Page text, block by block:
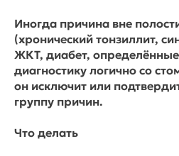
Иногда причина вне
(хронический тонзиллит,
ЖКТ, диабет,
диагностику логично со
он исключит или
группу причин.
Что делать